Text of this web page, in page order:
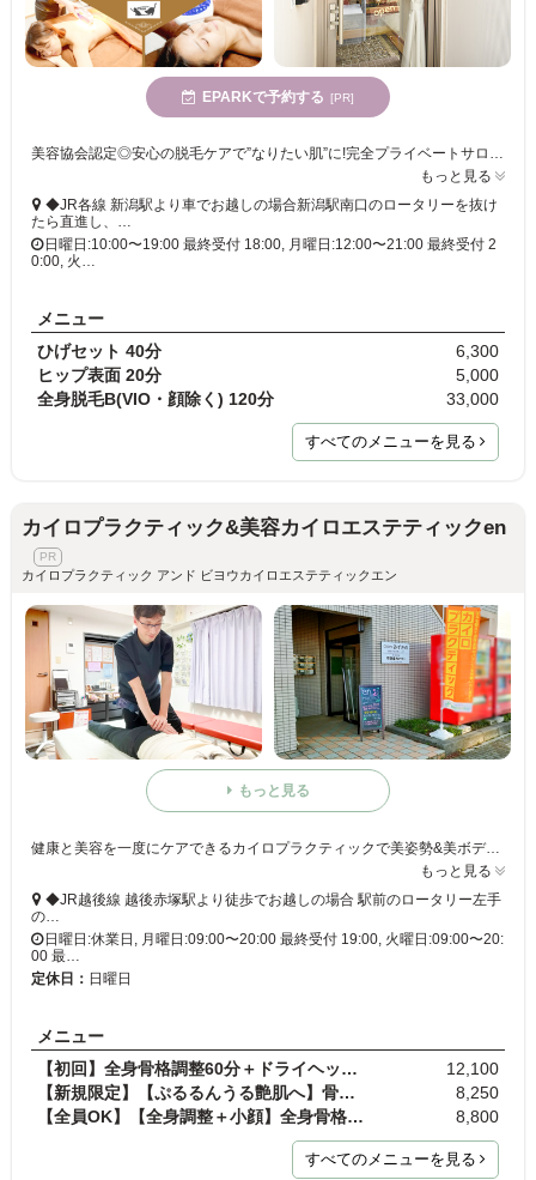
EPARKで予約する [PR]
美容協会認定◎安心の脱毛ケアで”なりたい肌”に!完全プライベートサロンなので、サロンでのケアに慣れていない方や人目が気になる方でも安心です♪
もっと見る
◆JR各線 新潟駅より車でお越しの場合新潟駅南口のロータリーを抜け
たら直進し、…
日曜日:10:00〜19:00 最終受付 18:00, 月曜日:12:00〜21:00 最終受付 2
0:00, 火…
メニュー
ひげセット 40分
6,300
ヒップ表面 20分
5,000
全身脱毛B(VIO・顔除く) 120分
33,000
すべてのメニューを見る
カイロプラクティック&美容カイロエステティックen
カイロプラクティック アンド ビヨウカイロエステティックエン
もっと見る
健康と美容を一度にケアできるカイロプラクティックで美姿勢&美ボディに!骨格から身体の歪みを整えて本来の美しさを引き出す施術をご提供◎
もっと見る
◆JR越後線 越後赤塚駅より徒歩でお越しの場合 駅前のロータリー左手
の…
日曜日:休業日, 月曜日:09:00〜20:00 最終受付 19:00, 火曜日:09:00〜20:
00 最…
定休日： 日曜日
メニュー
【初回】全身骨格調整60分＋ドライヘッドスパ20分
12,100
【新規限定】【ぷるるんうる艶肌へ】骨盤＆小顔調整…
8,250
【全員OK】【全身調整＋小顔】全身骨格調整60分＋小…
8,800
すべてのメニューを見る